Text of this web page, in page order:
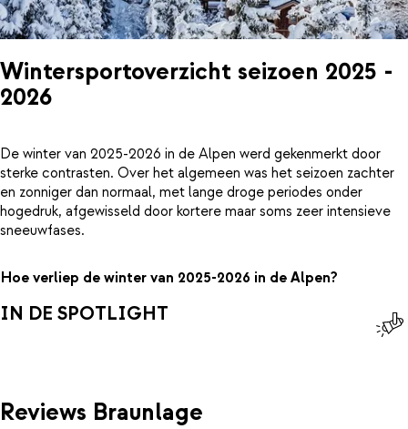
Wintersportoverzicht seizoen 2025 -
2026
De winter van 2025-2026 in de Alpen werd gekenmerkt door
sterke contrasten. Over het algemeen was het seizoen zachter
en zonniger dan normaal, met lange droge periodes onder
hogedruk, afgewisseld door kortere maar soms zeer intensieve
sneeuwfases.
Hoe verliep de winter van 2025-2026 in de Alpen?
IN DE SPOTLIGHT
Reviews Braunlage